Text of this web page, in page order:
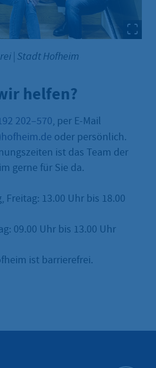
| Stadt Hofheim
helfen?
202–570, per E-Mail
oder persönlich.
ist das Team der
gerne für Sie da.
Freitag: 13.00 Uhr bis 18.00
09.00 Uhr bis 13.00 Uhr
ist barrierefrei.